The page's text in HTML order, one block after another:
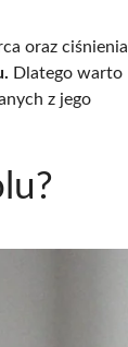
oraz ciśnienia
Dlatego warto
z jego